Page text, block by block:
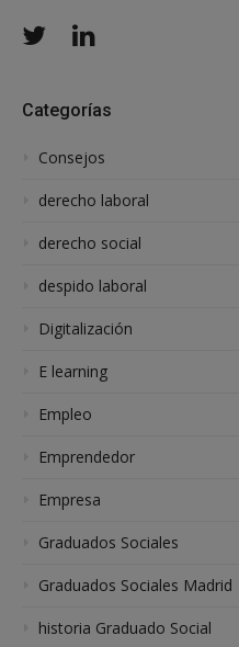
TwitterLinkedIn
Categorías
Consejos
derecho laboral
derecho social
despido laboral
Digitalización
E learning
Empleo
Emprendedor
Empresa
Graduados Sociales
Graduados Sociales Madrid
historia Graduado Social